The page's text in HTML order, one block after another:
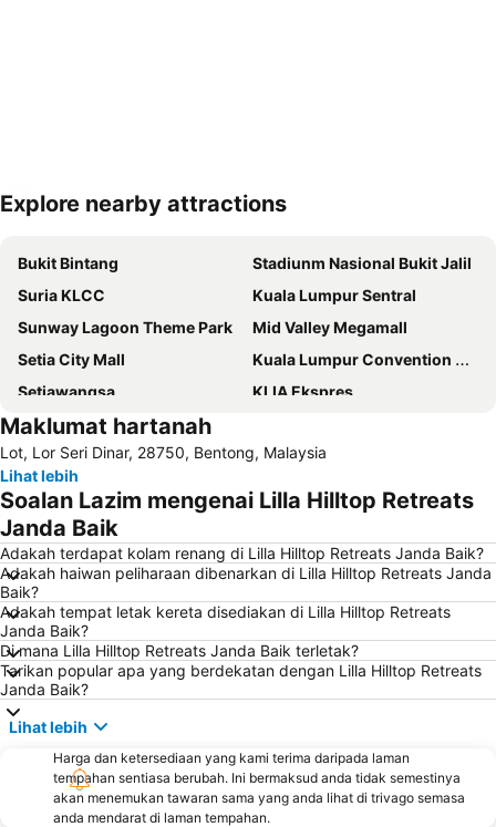
Kembangkan peta
Explore nearby attractions
Bukit Bintang
Stadiunm Nasional Bukit Jalil
Suria KLCC
Kuala Lumpur Sentral
Sunway Lagoon Theme Park
Mid Valley Megamall
Setia City Mall
Kuala Lumpur Convention Centre
Setiawangsa
KLIA Ekspres
Terminal Bersepadu Selatan
Dataran Merdeka
Aquaria
Masjid Jamek
One Utama Shopping Centre
Menara Berkembar Petronas
Jalan Tun Razak
Zoo Negara
Pasar Seni
Batu Caves
Jalan Petaling
Menara KL
1 Utama
Lapangan Terbang Sultan Abdul Aziz Shah
Chinatown
Taman KLCC
Kuala Gandah Elephant Conservation Centre
Lot 10
Bukit Melawati
Monorail
Tropicana City Mall
Maklumat hartanah
Lot, Lor Seri Dinar, 28750, Bentong, Malaysia
Lihat lebih
Soalan Lazim mengenai Lilla Hilltop Retreats
Janda Baik
Adakah terdapat kolam renang di Lilla Hilltop Retreats Janda Baik?
Adakah haiwan peliharaan dibenarkan di Lilla Hilltop Retreats Janda
Baik?
Adakah tempat letak kereta disediakan di Lilla Hilltop Retreats
Janda Baik?
Di mana Lilla Hilltop Retreats Janda Baik terletak?
Tarikan popular apa yang berdekatan dengan Lilla Hilltop Retreats
Janda Baik?
Lihat lebih
Harga dan ketersediaan yang kami terima daripada laman
tempahan sentiasa berubah. Ini bermaksud anda tidak semestinya
akan menemukan tawaran sama yang anda lihat di trivago semasa
anda mendarat di laman tempahan.